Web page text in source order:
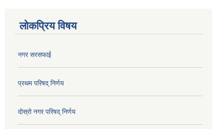
लोकप्रिय विषय
नगर सरसफाई
प्रथम परिषद् निर्णय
दोस्रो नगर परिषद् निर्णय